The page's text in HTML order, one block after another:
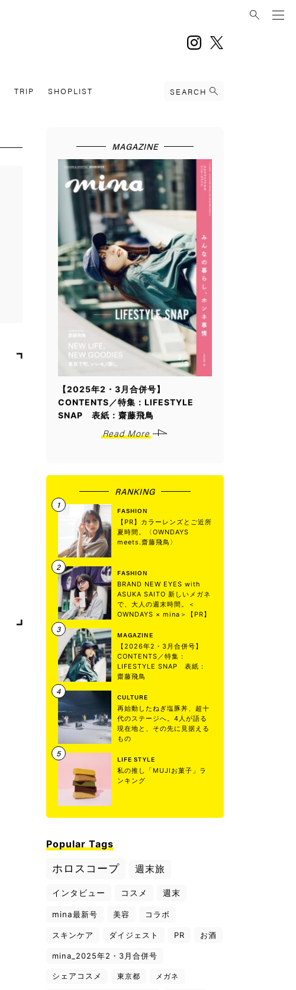
instagram
TRIP SHOPLIST SEARCH
MAGAZINE
【2025年2・3月合併号】
CONTENTS／特集：LIFESTYLE
SNAP 表紙：齋藤飛鳥
Read More
RANKING
FASHION
【PR】カラーレンズとご近所
夏時間。〈OWNDAYS
meets.齋藤飛鳥〉
FASHION
BRAND NEW EYES with
ASUKA SAITO 新しいメガネ
で、大人の週末時間。＜
OWNDAYS × mina＞【PR】
MAGAZINE
【2026年2・3月合併号】
CONTENTS／特集：
LIFESTYLE SNAP 表紙：
齋藤飛鳥
CULTURE
再始動したねぎ塩豚丼、超十
代のステージへ。4人が語る
現在地と、その先に見据える
もの
LIFE STYLE
私の推し「MUJIお菓子」ラ
ンキング
Popular Tags
ホロスコープ 週末旅
インタビュー コスメ 週末
mina最新号 美容 コラボ
スキンケア ダイジェスト PR お酒
mina_2025年2・3月合併号
シェアコスメ 東京都 メガネ